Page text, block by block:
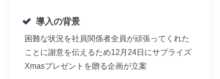
導入の背景
困難な状況を社員関係者全員が頑張ってくれた
ことに謝意を伝えるため12月24日にサプライズ
Xmasプレゼントを贈る企画が立案